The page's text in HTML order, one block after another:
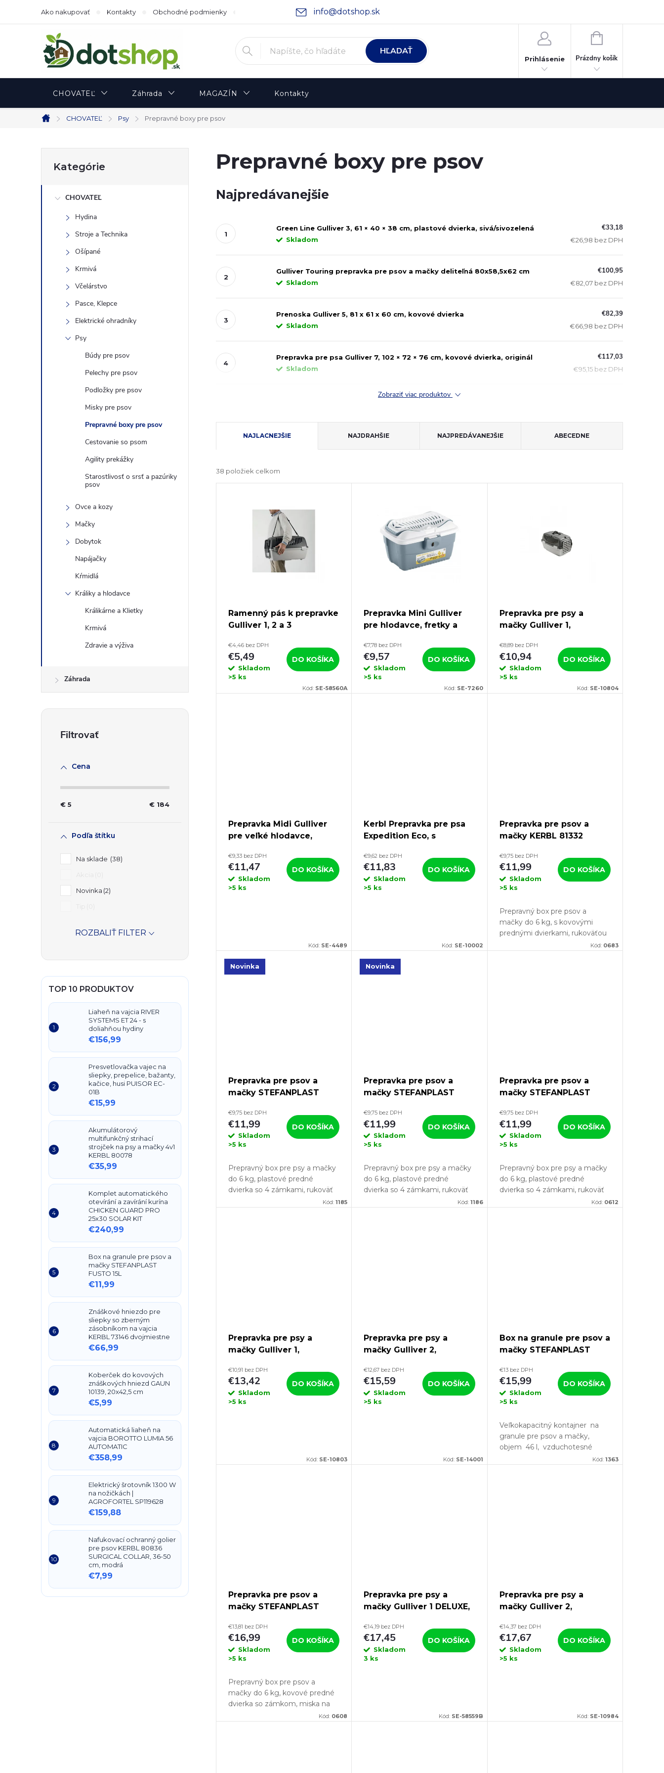
info@dotshop.sk
Ako nakupovať Kontakty Obchodné podmienky Podmienky ochrany osobných údajov
HĽADAŤ
Prihlásenie
NÁKUPNÝ
Prázdny košík
CHOVATEĽ Záhrada MAGAZÍN Kontakty
Domov
CHOVATEĽ Psy Prepravné boxy pre psov
B
o
kategórie
Kategórie
CHOVATEĽ
Hydina
Stroje a Technika
Ošípané
Krmivá
Včelárstvo
Pasce, Klepce
Elektrické ohradníky
Psy
Búdy pre psov
Pelechy pre psov
Podložky pre psov
Misky pre psov
Prepravné boxy pre psov
Cestovanie so psom
Agility prekážky
Starostlivosť o srsť a pazúriky
psov
Ovce a kozy
Mačky
Dobytok
Napájačky
Kŕmidlá
Králiky a hlodavce
Králikárne a Klietky
Krmivá
Zdravie a výživa
Záhrada
Cena
€ 5 € 184
Podľa štítku
Na sklade
38
Novinka 2
ROZBALIŤ FILTER
TOP 10 PRODUKTOV
Liaheň na vajcia RIVER
SYSTEMS ET 24 - s
doliahňou hydiny
€156,99
Presvetlovačka vajec na
sliepky, prepelice, bažanty,
kačice, husi PUISOR EC-
01B
€15,99
Akumulátorový
multifunkčný strihací
strojček na psy a mačky 4v1
KERBL 80078
€35,99
Komplet automatického
otevírání a zavírání kurína
CHICKEN GUARD PRO
25x30 SOLAR KIT
€240,99
Box na granule pre psov a
mačky STEFANPLAST
FUSTO 15L
€11,99
Znáškové hniezdo pre
sliepky so zberným
zásobníkom na vajcia
KERBL 73146 dvojmiestne
€66,99
Koberček do kovových
znáškových hniezd GAUN
10139, 20x42,5 cm
€5,99
Automatická liaheň na
vajcia BOROTTO LUMIA 56
AUTOMATIC
€358,99
Elektrický šrotovník 1300 W
na nožičkách |
AGROFORTEL SP119628
€159,88
Nafukovací ochranný golier
pre psov KERBL 80836
SURGICAL COLLAR, 36-50
cm, modrá
€7,99
Prepravné boxy pre psov
Najpredávanejšie
Green Line Gulliver 3, 61 × 40 × 38 cm, plastové dvierka, sivá/sivozelená
Skladom
€33,18
€26,98 bez DPH
Gulliver Touring prepravka pre psov a mačky deliteľná 80x58,5x62 cm
Skladom
€100,95
€82,07 bez DPH
Prenoska Gulliver 5, 81 x 61 x 60 cm, kovové dvierka
Skladom
€82,39
€66,98 bez DPH
Prepravka pre psa Gulliver 7, 102 × 72 × 76 cm, kovové dvierka, originál
Skladom
€117,03
€95,15 bez DPH
Zobraziť viac produktov
d
NAJLACNEJŠIE NAJDRAHŠIE NAJPREDÁVANEJŠIE ABECEDNE
38 položiek celkom
d
Ramenný pás k prepravke
Gulliver 1, 2 a 3
€4,46 bez DPH
€5,49
Skladom
>5 ks
DO KOŠÍKA
Kód: SE-58560A
Prepravka Mini Gulliver
pre hlodavce, fretky a
€7,78 bez DPH
€9,57
Skladom
>5 ks
DO KOŠÍKA
Kód: SE-7260
Prepravka pre psy a
mačky Gulliver 1,
dvierka
€8,89 bez DPH
€10,94
Skladom
>5 ks
DO KOŠÍKA
Kód: SE-10804
Prepravka Midi Gulliver
pre veľké hlodavce,
33x 33 cm
€9,33 bez DPH
€11,47
Skladom
>5 ks
DO KOŠÍKA
Kód: SE-4489
Kerbl Prepravka pre psa
Expedition Eco, s
čierna
€9,62 bez DPH
€11,83
Skladom
>5 ks
DO KOŠÍKA
Kód: SE-10002
Prepravka pre psov a
mačky KERBL 81332
45x30x30 cm
€9,75 bez DPH
€11,99
Skladom
>5 ks
DO KOŠÍKA
Prepravný box pre psov a
mačky do 6 kg, s kovovými
prednými dvierkami, rukoväťou
Kód: 0683
Novinka
Prepravka pre psov a
mačky STEFANPLAST
biela
€9,75 bez DPH
€11,99
Skladom
>5 ks
DO KOŠÍKA
Prepravný box pre psy a mačky
do 6 kg, plastové predné
dvierka so 4 zámkami, rukoväť
Kód:1185
Novinka
Prepravka pre psov a
mačky STEFANPLAST
modrá
€9,75 bez DPH
€11,99
Skladom
>5 ks
DO KOŠÍKA
Prepravný box pre psy a mačky
do 6 kg, plastové predné
dvierka so 4 zámkami, rukoväť
Kód: 1186
Prepravka pre psov a
mačky STEFANPLAST
šedá
€9,75 bez DPH
€11,99
Skladom
>5 ks
DO KOŠÍKA
Prepravný box pre psy a mačky
do 6 kg, plastové predné
dvierka so 4 zámkami, rukoväť
Kód: 0612
Prepravka pre psy a
mačky Gulliver 1,
dvierka, originál
€10,91 bez DPH
€13,42
Skladom
>5 ks
DO KOŠÍKA
Kód: SE-10803
Prepravka pre psy a
mačky Gulliver 2,
dvierka, originál
€12,67 bez DPH
€15,59
Skladom
>5 ks
DO KOŠÍKA
Kód: SE-14001
Box na granule pre psov a
mačky STEFANPLAST
€13 bez DPH
€15,99
Skladom
>5 ks
DO KOŠÍKA
Veľkokapacitný kontajner na
granule pre psov a mačky,
objem 46 l, vzduchotesné
veko s dvoma poistnými klipmi.
Kód: 1363
Prepravka pre psov a
mačky STEFANPLAST
48x32x31cm
€13,81 bez DPH
€16,99
Skladom
>5 ks
DO KOŠÍKA
Prepravný box pre psov a
mačky do 6 kg, kovové predné
dvierka so zámkom, miska na
Kód: 0608
Prepravka pre psy a
mačky Gulliver 1 DELUXE,
€14,19 bez DPH
€17,45
Skladom
3 ks
DO KOŠÍKA
Kód: SE-58559B
Prepravka pre psy a
mačky Gulliver 2,
dvierka
€14,37 bez DPH
€17,67
Skladom
>5 ks
DO KOŠÍKA
Kód: SE-10984